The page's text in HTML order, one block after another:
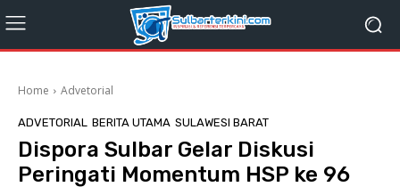
Home Advetorial
ADVETORIAL BERITA UTAMA SULAWESI BARAT
Dispora Sulbar Gelar Diskusi
Peringati Momentum HSP ke 96